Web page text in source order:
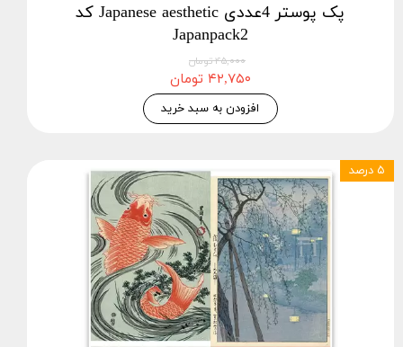
پک پوستر 4عددی Japanese aesthetic کد
Japanpack2
۴۵,۰۰۰ تومان
۴۲,۷۵۰ تومان
افزودن به سبد خرید
۵ درصد